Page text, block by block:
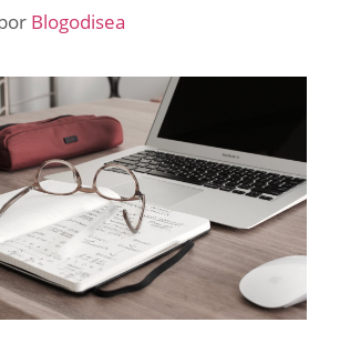
Blogodisea